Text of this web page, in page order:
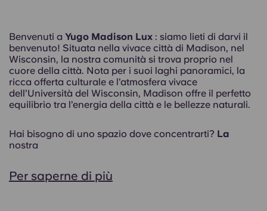
Benvenuti a Yugo Madison Lux : siamo lieti di darvi il
benvenuto! Situata nella vivace città di Madison, nel
Wisconsin, la nostra comunità si trova proprio nel
cuore della città. Nota per i suoi laghi panoramici, la
ricca offerta culturale e l’atmosfera vivace
dell’Università del Wisconsin, Madison offre il perfetto
equilibrio tra l’energia della città e le bellezze naturali.
Hai bisogno di uno spazio dove concentrarti? La
nostra
Per saperne di più